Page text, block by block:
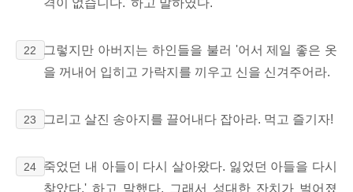
22
그렇지만 아버지는 하인들을 불러 '어서 제일 좋은 옷
을 꺼내어 입히고 가락지를 끼우고 신을 신겨주어라.
23 그리고 살진 송아지를 끌어내다 잡아라. 먹고 즐기자!
24
죽었던 내 아들이 다시 살아왔다. 잃었던 아들을 다시
찾았다.' 하고 말했다. 그래서 성대한 잔치가 벌어졌